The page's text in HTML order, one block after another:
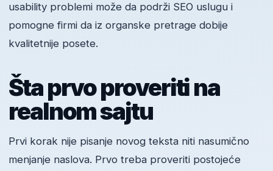
usability problemi može da podrži SEO uslugu i
pomogne firmi da iz organske pretrage dobije
kvalitetnije posete.
Šta prvo proveriti na
realnom sajtu
Prvi korak nije pisanje novog teksta niti nasumično
menjanje naslova. Prvo treba proveriti postojeće